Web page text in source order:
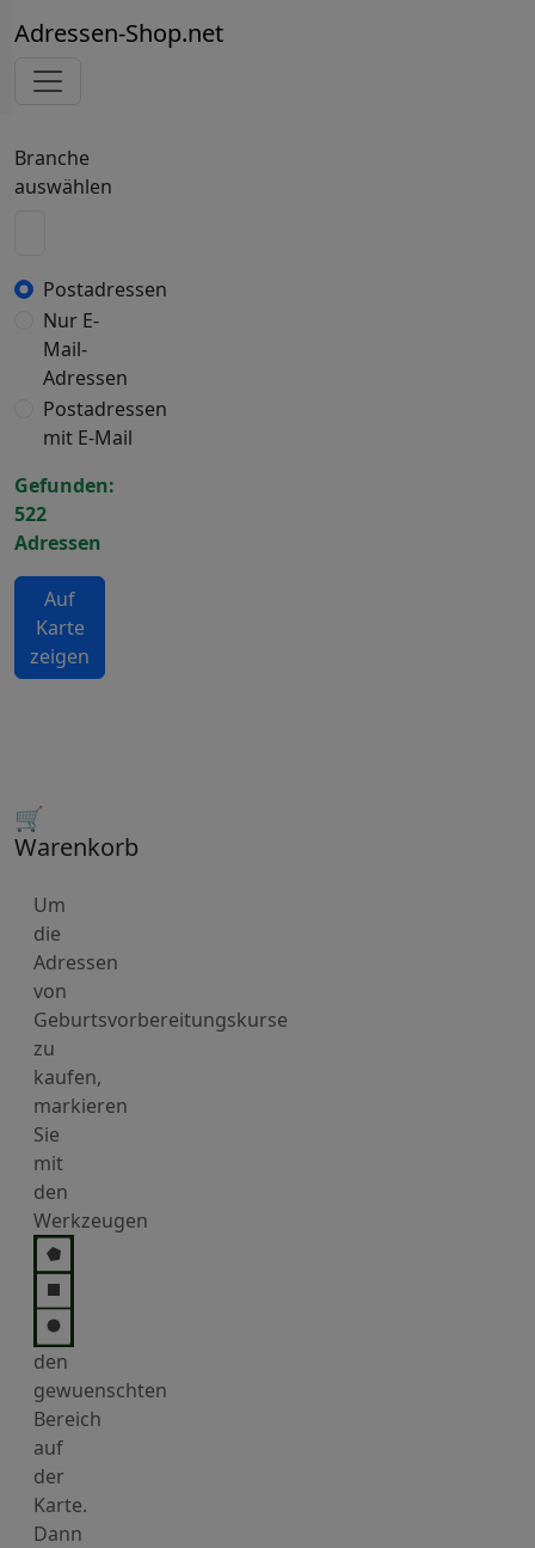
Adressen-Shop.net
Branche
auswählen
Postadressen
Nur E-
Mail-
Adressen
Postadressen
mit E-Mail
Gefunden:
522
Adressen
Auf
Karte
zeigen
🛒
Warenkorb
Um
die
Adressen
von
Geburtsvorbereitungskurse
zu
kaufen,
markieren
Sie
mit
den
Werkzeugen
den
gewuenschten
Bereich
auf
der
Karte.
Dann